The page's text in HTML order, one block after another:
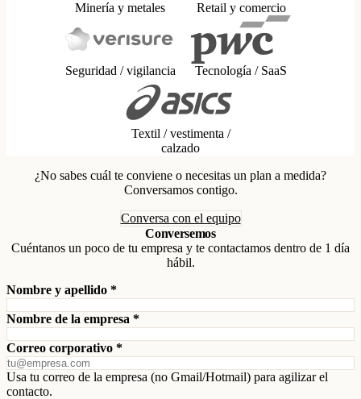
Minería y metales Retail y comercio
Seguridad / vigilancia Tecnología / SaaS
Textil / vestimenta /
calzado
¿No sabes cuál te conviene o necesitas un plan a medida?
Conversamos contigo.
Conversa con el equipo
Conversemos
Cuéntanos un poco de tu empresa y te contactamos dentro de 1 día
hábil.
Nombre y apellido *
Nombre de la empresa *
Correo corporativo *
Usa tu correo de la empresa (no Gmail/Hotmail) para agilizar el
contacto.